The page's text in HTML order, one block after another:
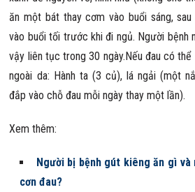
ăn một bát thay cơm vào buổi sáng,
vào buổi tối trước khi đi ngủ. Người bệnh
vậy liên tục trong 30 ngày.Nếu đau có
ngoài da: Hành ta (3 củ), lá ngải (một
đắp vào chỗ đau mỗi ngày thay một lần).
Xem thêm:
Người bị bệnh gút kiêng ăn gì
cơn đau?